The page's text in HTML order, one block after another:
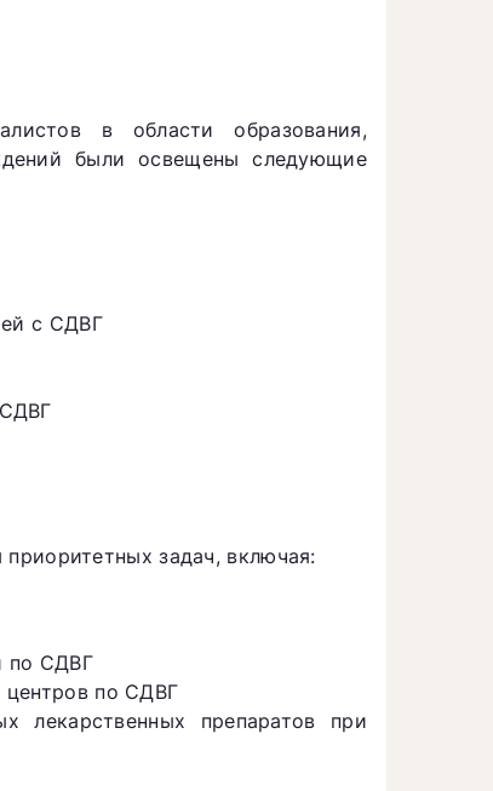
в области образования,
были освещены следующие
с СДВГ
задач, включая:
по СДВГ
центров по СДВГ
лекарственных препаратов при